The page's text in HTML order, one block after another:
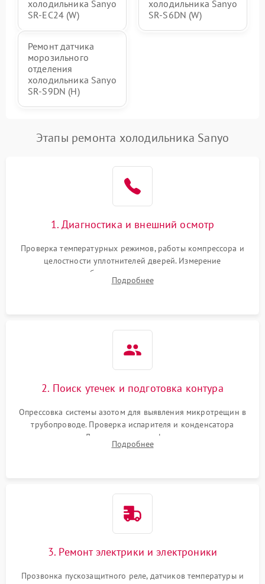
холодильника Sanyo
SR-EC24 (W)
холодильника Sanyo
SR-S6DN (W)
Ремонт датчика
морозильного
отделения
холодильника Sanyo
SR-S9DN (H)
Этапы ремонта холодильника Sanyo
1. Диагностика и внешний осмотр
Проверка температурных режимов, работы компрессора и
целостности уплотнителей дверей. Измерение
сопротивления обмоток мотора, проверка термостата и
считывание кодов ошибок с электронного дисплея.
Подробнее
2. Поиск утечек и подготовка контура
Опрессовка системы азотом для выявления микротрещин в
трубопроводе. Проверка испарителя и конденсатора
течеискателем. Демонтаж старого фильтра-осушителя и
продувка капиллярной трубки для устранения засоров.
Подробнее
3. Ремонт электрики и электроники
Прозвонка пускозащитного реле, датчиков температуры и